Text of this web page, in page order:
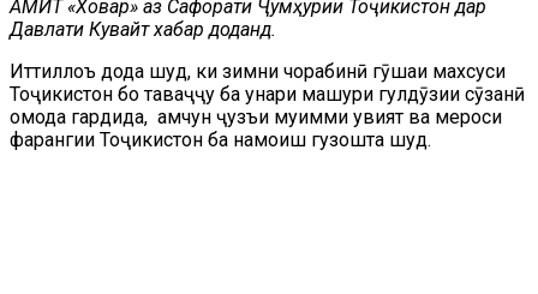
АМИТ «Ховар» аз Сафорати Ҷумҳурии Тоҷикистон дар
Давлати Кувайт хабар доданд.
Иттиллоъ дода шуд, ки зимни чорабинӣ гӯшаи махсуси
Тоҷикистон бо таваҷҷуҳ ба ҳунари машҳури гулдӯзии сӯзанӣ
омода гардида, ҳамчун ҷузъи муҳимми ҳувият ва мероси
фарҳангии Тоҷикистон ба намоиш гузошта шуд.